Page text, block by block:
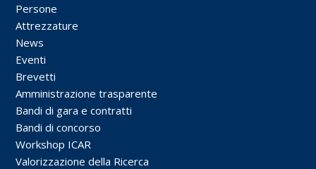
Persone
Attrezzature
News
Eventi
Brevetti
Amministrazione trasparente
Bandi di gara e contratti
Bandi di concorso
Workshop ICAR
Valorizzazione della Ricerca